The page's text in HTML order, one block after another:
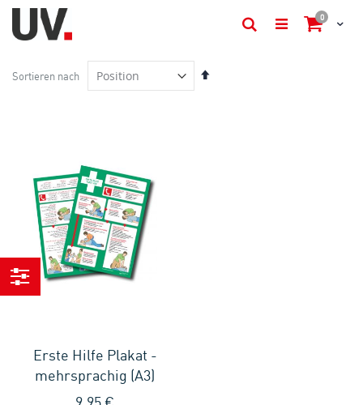
Cart
0Artikel
Suche
Sortieren nach
In
Erste Hilfe Plakat -
mehrsprachig (A3)
Einkaufen